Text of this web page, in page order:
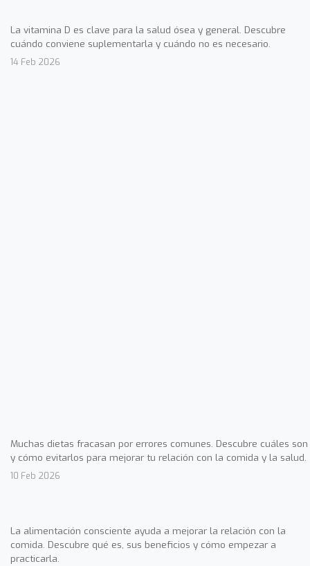
La vitamina D es clave para la salud ósea y general. Descubre
cuándo conviene suplementarla y cuándo no es necesario.
14 Feb 2026
Muchas dietas fracasan por errores comunes. Descubre cuáles son
y cómo evitarlos para mejorar tu relación con la comida y la salud.
10 Feb 2026
La alimentación consciente ayuda a mejorar la relación con la
comida. Descubre qué es, sus beneficios y cómo empezar a
practicarla.